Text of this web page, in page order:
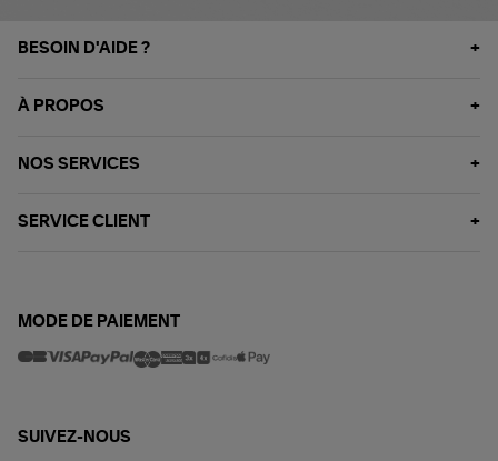
BESOIN D'AIDE ?
À PROPOS
NOS SERVICES
SERVICE CLIENT
MODE DE PAIEMENT
SUIVEZ-NOUS